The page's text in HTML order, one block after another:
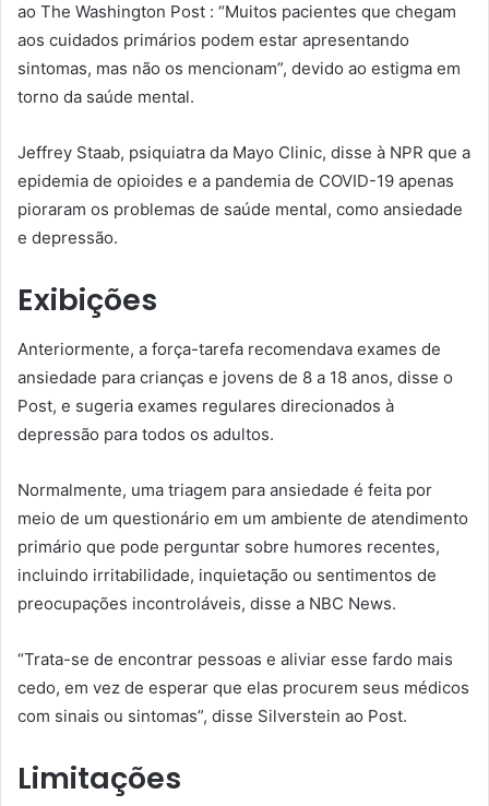
ao The Washington Post : “Muitos pacientes que chegam
aos cuidados primários podem estar apresentando
sintomas, mas não os mencionam”, devido ao estigma em
torno da saúde mental.
Jeffrey Staab, psiquiatra da Mayo Clinic, disse à NPR que a
epidemia de opioides e a pandemia de COVID-19 apenas
pioraram os problemas de saúde mental, como ansiedade
e depressão.
Exibições
Anteriormente, a força-tarefa recomendava exames de
ansiedade para crianças e jovens de 8 a 18 anos, disse o
Post, e sugeria exames regulares direcionados à
depressão para todos os adultos.
Normalmente, uma triagem para ansiedade é feita por
meio de um questionário em um ambiente de atendimento
primário que pode perguntar sobre humores recentes,
incluindo irritabilidade, inquietação ou sentimentos de
preocupações incontroláveis, disse a NBC News.
“Trata-se de encontrar pessoas e aliviar esse fardo mais
cedo, em vez de esperar que elas procurem seus médicos
com sinais ou sintomas”, disse Silverstein ao Post.
Limitações